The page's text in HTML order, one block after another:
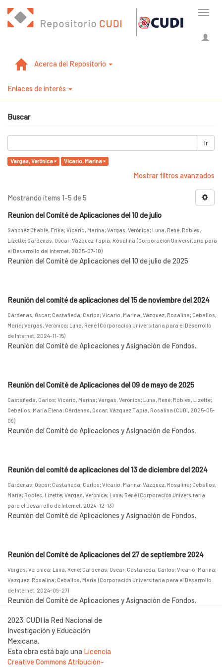
Acerca del Repositorio
Enlaces de interés
Buscar
Ir
Vargas, Verónica × Vicario, Marina ×
Mostrar filtros avanzados
Mostrando ítems 1-5 de 5
Reunion del Comité de Aplicaciones del 10 de julio
Sanchéz Chablé, Erika; Vicario, Marina; Vargas, Verónica; Luna, René; Robles,
Lizette; Cárdenas, Oscar; Vázquez Tapia, Rosalina (Corporación Universitaria para
el Desarrollo del Internet, 2025-07-10)
Reunión del Comité de Aplicaciones del 10 de julio de 2025
Reunión del comité de aplicaciones del 15 de noviembre del 2024
Cárdenas, Óscar; Castañeda, Carlos; Vicario, Marina; Vázquez, Rosalina; Ceballos,
María; Vargas, Verónica; Luna, René (Corporación Universitaria para el Desarrollo
de Internet, 2024-11-15)
Reunión del Comité de Aplicaciones y Asignación de Fondos.
Reunión del Comité de Aplicaciones del 09 de mayo de 2025
Castañeda, Carlos; Vicario, Marina; Vargas, Verónica; Luna, René; Robles, Lizette;
Ceballos, María Elena; Cárdenas, Oscar; Vázquez Tapia, Rosalina (CUDI, 2025-05-
09)
Reunión del Comité de Aplicaciones y Asignación de Fondos.
Reunión del comité de aplicaciones del 13 de diciembre del 2024
Cárdenas, Óscar; Castañeda, Carlos; Vicario, Marina; Vázquez, Rosalina; Ceballos,
María; Robles, Lizette; Vargas, Verónica; Luna, René (Corporación Universitaria
para el Desarrollo de Internet, 2024-12-13)
Reunión del Comité de Aplicaciones y Asignación de Fondos.
Reunión del Comité de Aplicaciones del 27 de septiembre 2024
Vargas, Verónica; Luna, René; Cárdenas, Oscar; Castañeda, Carlos; Vicario, Marina;
Vazquez, Rosalina; Ceballos, María (Corporación Universitaria para el Desarrollo
de Internet, 2024-09-27)
Reunión del Comité de Aplicaciones y Asignación de Fondos.
2023. CUDI la Red Nacional de
Investigación y Educación
Mexicana.
Esta obra está bajo una Licencia
Creative Commons Atribución-